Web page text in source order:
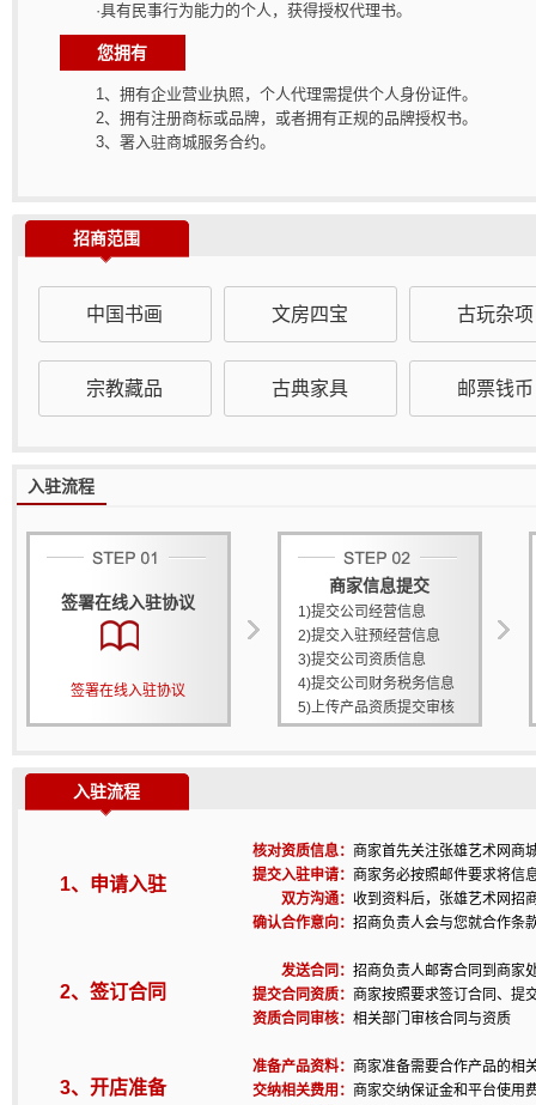
·具有民事行为能力的个人，获得授权代理书。
您拥有
1、拥有企业营业执照，个人代理需提供个人身份证件。
2、拥有注册商标或品牌，或者拥有正规的品牌授权书。
3、署入驻商城服务合约。
招商范围
中国书画 文房四宝 古玩杂项
宗教藏品 古典家具 邮票钱币
入驻流程
签署在线入驻协议
签署在线入驻协议
商家信息提交
1)提交公司经营信息
2)提交入驻预经营信息
3)提交公司资质信息
4)提交公司财务税务信息
5)上传产品资质提交审核
入驻流程
1、申请入驻
核对资质信息：
提交入驻申请：
双方沟通：
确认合作意向：
商家首先关注张雄艺术网商
商家务必按照邮件要求将信
收到资料后，张雄艺术网招
招商负责人会与您就合作条
2、签订合同
发送合同：
提交合同资质：
资质合同审核：
招商负责人邮寄合同到商家
商家按照要求签订合同、提
相关部门审核合同与资质
3、开店准备
准备产品资料：
交纳相关费用：
商家准备需要合作产品的相
商家交纳保证金和平台使用